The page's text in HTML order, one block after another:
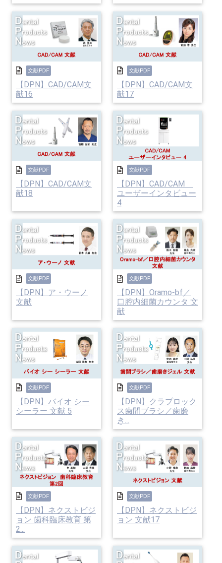
文献PDF
【DPN】CAD/CAM文
献16
文献PDF
【DPN】CAD/CAM文
献17
文献PDF
【DPN】CAD/CAM文
献18
文献PDF
【DPN】CAD/CAM
ユーザーインタビュー
4
文献PDF
【DPN】ア・ウーノ
文献
文献PDF
【DPN】Oramo-bf／
口腔内細菌カウンタ 文
献
文献PDF
【DPN】バイオ シー
シーラー 文献 5
文献PDF
【DPN】クラプロック
ス歯間ブラシ／歯磨
き...
文献PDF
【DPN】ネクストビジ
ョン 歯科臨床教育 第
2...
文献PDF
【DPN】ネクストビジ
ョン 文献17